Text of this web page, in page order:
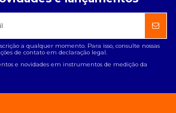
a qualquer momento. Para isso, consulte nossas
de contato em declaração legal.
e novidades em instrumentos de medição da